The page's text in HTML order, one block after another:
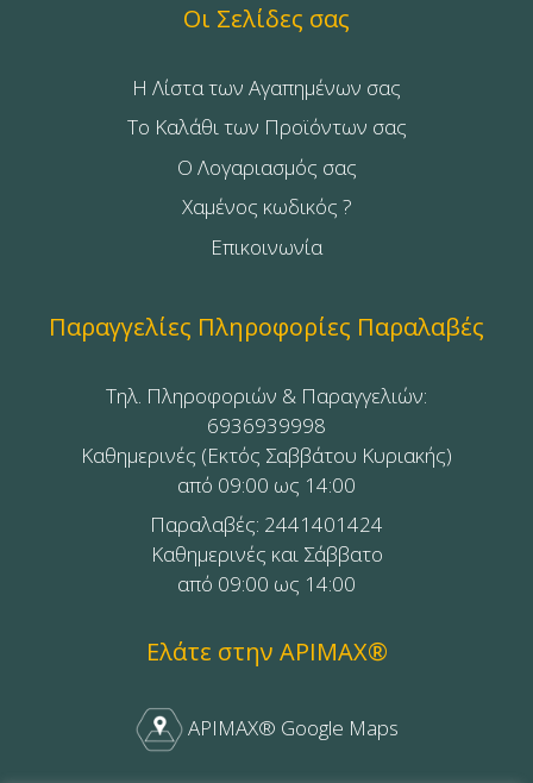
Οι Σελίδες σας
Η Λίστα των Αγαπημένων σας
Το Καλάθι των Προϊόντων σας
Ο Λογαριασμός σας
Χαμένος κωδικός ?
Επικοινωνία
Παραγγελίες Πληροφορίες Παραλαβές
Τηλ. Πληροφοριών & Παραγγελιών:
6936939998
Καθημερινές (Εκτός Σαββάτου Κυριακής)
από 09:00 ως 14:00
Παραλαβές: 2441401424
Καθημερινές και Σάββατο
από 09:00 ως 14:00
Ελάτε στην APIMAX®
APIMAX® Google Maps